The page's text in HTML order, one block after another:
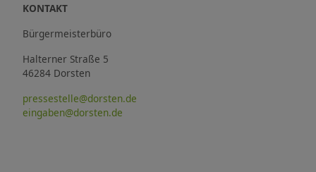
KONTAKT
Bürgermeisterbüro
Halterner Straße 5
46284 Dorsten
pressestelle@dorsten.de
eingaben@dorsten.de